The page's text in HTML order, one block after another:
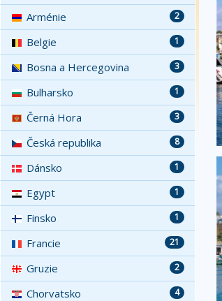
2
Arménie
1
Belgie
3
Bosna a Hercegovina
1
Bulharsko
3
Černá Hora
8
Česká republika
1
Dánsko
1
Egypt
1
Finsko
21
Francie
2
Gruzie
4
Chorvatsko